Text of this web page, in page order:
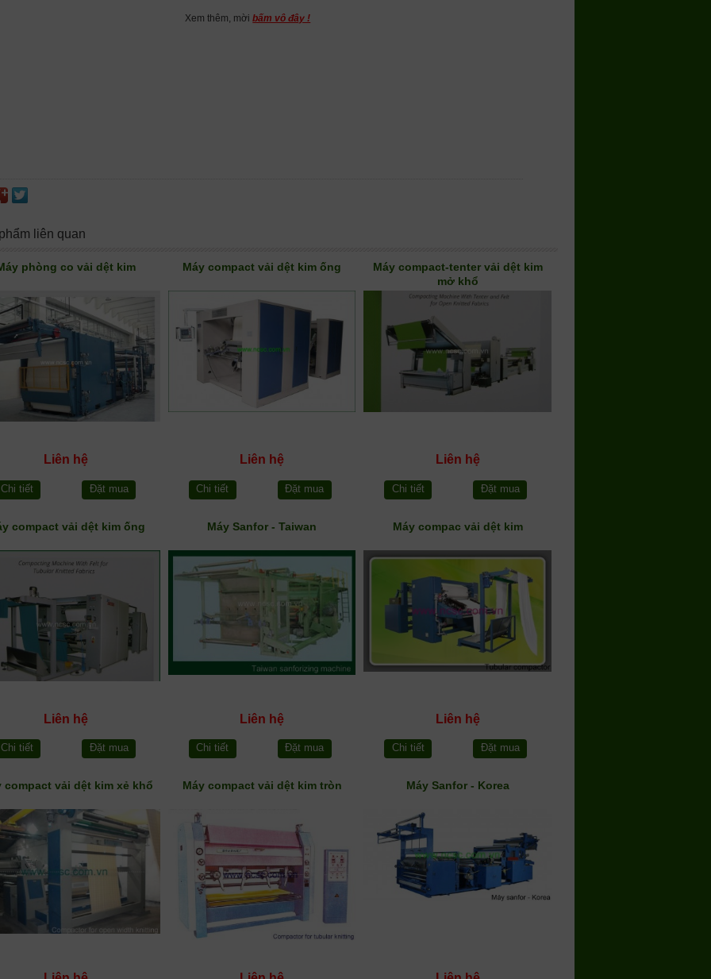
Xem thêm, mờibấm vô đây !
liên quan
phòng co vải dệt kim
Liên hệ
Chi tiết Đặt mua
Máy compact vải dệt kim ống
Liên hệ
Chi tiết Đặt mua
Máy compact-tenter vải dệt kim
mở khổ
Liên hệ
Chi tiết Đặt mua
compact vải dệt kim ống
Liên hệ
Chi tiết Đặt mua
Máy Sanfor - Taiwan
Liên hệ
Chi tiết Đặt mua
Máy compac vải dệt kim
Liên hệ
Chi tiết Đặt mua
compact vải dệt kim xẻ khổ Máy compact vải dệt kim tròn Máy Sanfor - Korea